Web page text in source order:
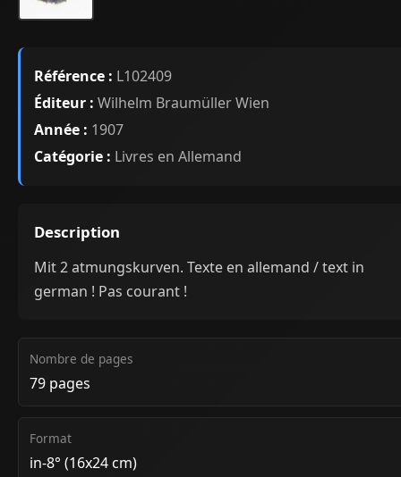
Référence : L102409
Éditeur : Wilhelm Braumüller Wien
Année : 1907
Catégorie : Livres en Allemand
Description
Mit 2 atmungskurven. Texte en allemand / text in
german ! Pas courant !
Nombre de pages
79 pages
Format
in-8° (16x24 cm)